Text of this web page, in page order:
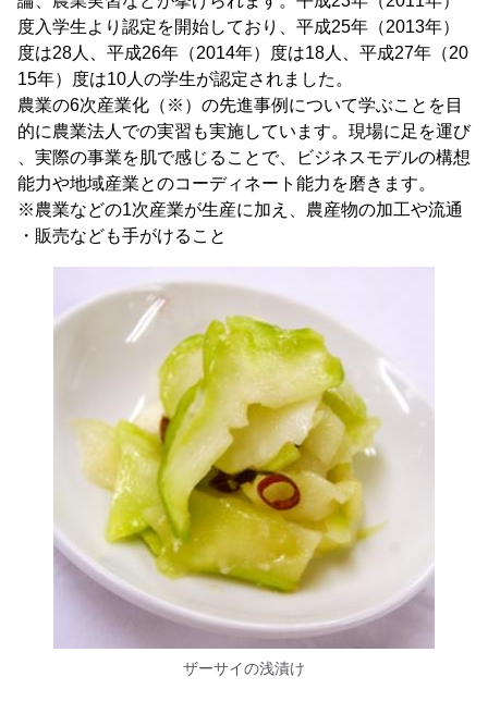
度入学生より認定を開始しており、平成25年（2013年）
度は28人、平成26年（2014年）度は18人、平成27年（20
15年）度は10人の学生が認定されました。
農業の6次産業化（※）の先進事例について学ぶことを目
的に農業法人での実習も実施しています。現場に足を運び
、実際の事業を肌で感じることで、ビジネスモデルの構想
能力や地域産業とのコーディネート能力を磨きます。
※農業などの1次産業が生産に加え、農産物の加工や流通
・販売なども手がけること
ザーサイの浅漬け